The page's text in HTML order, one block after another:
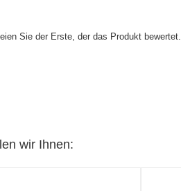
Sie der Erste, der das Produkt bewertet.
wir Ihnen: